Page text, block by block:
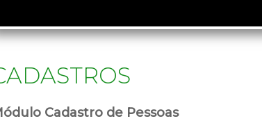
Cadastro de Pessoas